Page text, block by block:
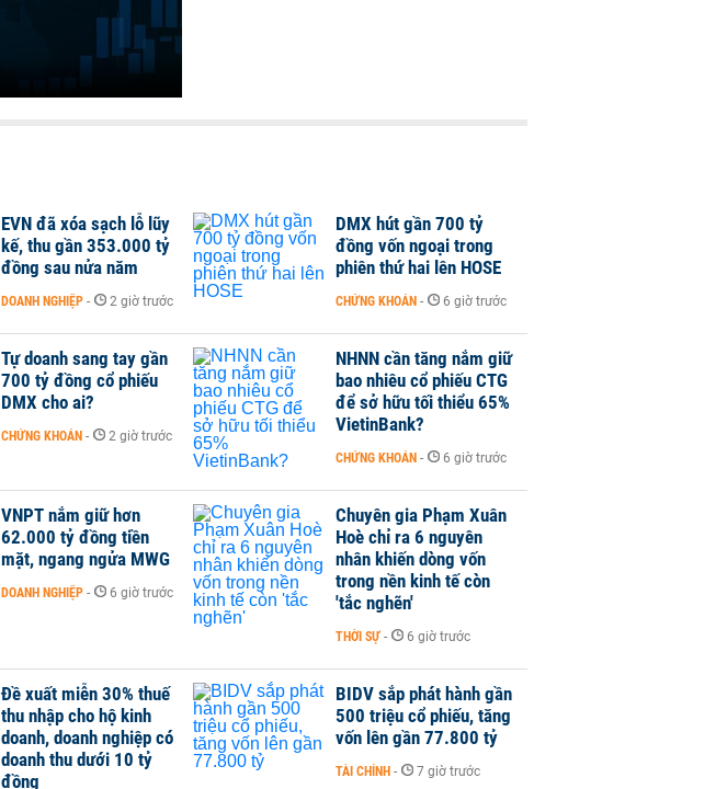
EVN đã xóa sạch lỗ lũy
kế, thu gần 353.000 tỷ
đồng sau nửa năm
DOANH NGHIỆP - 2 giờ trước
DMX hút gần 700 tỷ
đồng vốn ngoại trong
phiên thứ hai lên HOSE
CHỨNG KHOÁN - 6 giờ trước
Tự doanh sang tay gần
700 tỷ đồng cổ phiếu
DMX cho ai?
CHỨNG KHOÁN - 2 giờ trước
NHNN cần tăng nắm giữ
bao nhiêu cổ phiếu CTG
để sở hữu tối thiểu 65%
VietinBank?
CHỨNG KHOÁN - 6 giờ trước
VNPT nắm giữ hơn
62.000 tỷ đồng tiền
mặt, ngang ngửa MWG
DOANH NGHIỆP - 6 giờ trước
Chuyên gia Phạm Xuân
Hoè chỉ ra 6 nguyên
nhân khiến dòng vốn
trong nền kinh tế còn
'tắc nghẽn'
THỜI SỰ - 6 giờ trước
Đề xuất miễn 30% thuế
thu nhập cho hộ kinh
doanh, doanh nghiệp có
doanh thu dưới 10 tỷ
đồng
BIDV sắp phát hành gần
500 triệu cổ phiếu, tăng
vốn lên gần 77.800 tỷ
TÀI CHÍNH - 7 giờ trước